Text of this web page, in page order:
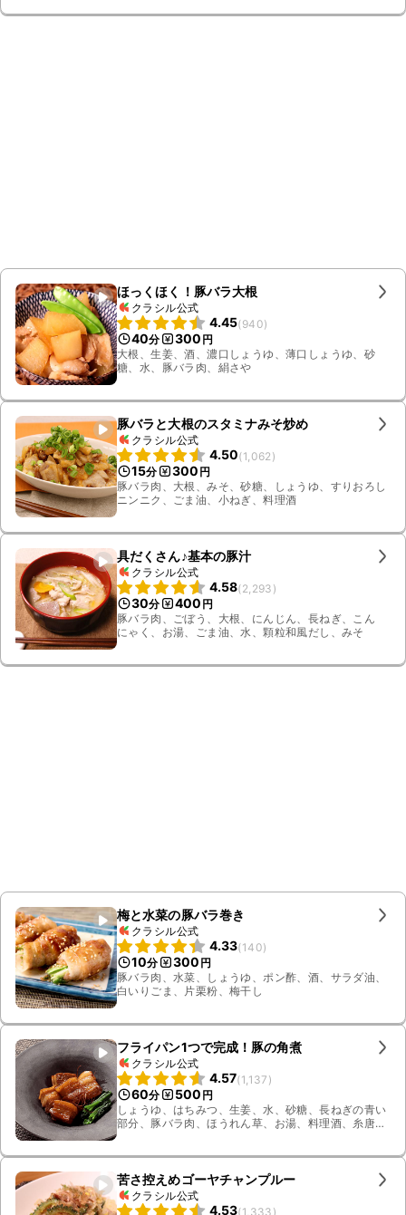
ほっくほく！豚バラ大根
クラシル公式
4.45(940)
40分 300 円
大根、生姜、酒、濃口しょうゆ、薄口しょうゆ、砂
糖、水、豚バラ肉、絹さや
豚バラと大根のスタミナみそ炒め
クラシル公式
4.50(1,062 )
15分 300 円
豚バラ肉、大根、みそ、砂糖、しょうゆ、すりおろし
ニンニク、ごま油、小ねぎ、料理酒
具だくさん♪基本の豚汁
クラシル公式
4.58(2,293 )
30分 400 円
豚バラ肉、ごぼう、大根、にんじん、長ねぎ、こん
にゃく、お湯、ごま油、水、顆粒和風だし、みそ
梅と水菜の豚バラ巻き
クラシル公式
4.33(140)
10分 300 円
豚バラ肉、水菜、しょうゆ、ポン酢、酒、サラダ油、
白いりごま、片栗粉、梅干し
フライパン1つで完成！豚の角煮
クラシル公式
4.57(1,137 )
60分 500 円
しょうゆ、はちみつ、生姜、水、砂糖、長ねぎの青い
部分、豚バラ肉、ほうれん草、お湯、料理酒、糸唐辛
苦さ控えめゴーヤチャンプルー
クラシル公式
4.53(1,333 )